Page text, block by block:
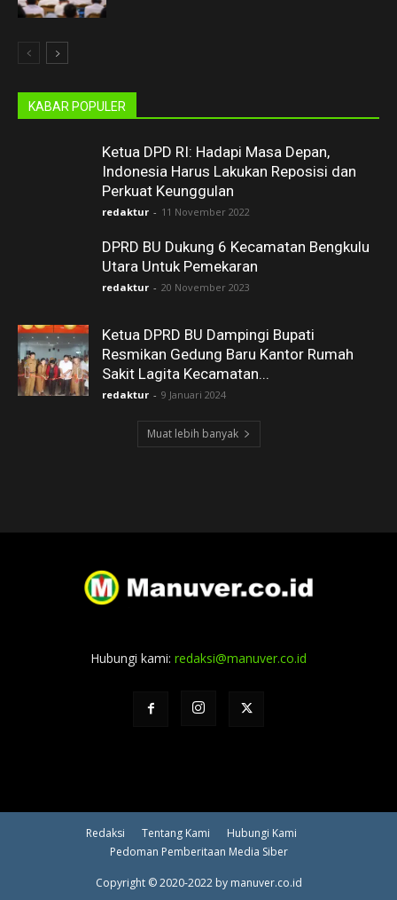
KABAR POPULER
Ketua DPD RI: Hadapi Masa Depan,
Indonesia Harus Lakukan Reposisi dan
Perkuat Keunggulan
redaktur - 11 November 2022
DPRD BU Dukung 6 Kecamatan Bengkulu
Utara Untuk Pemekaran
redaktur - 20 November 2023
Ketua DPRD BU Dampingi Bupati
Resmikan Gedung Baru Kantor Rumah
Sakit Lagita Kecamatan...
redaktur - 9 Januari 2024
Muat lebih banyak
Hubungi kami: redaksi@manuver.co.id
Redaksi Tentang Kami
Hubungi Kami
Pedoman Pemberitaan Media Siber
Copyright © 2020-2022 by manuver.co.id